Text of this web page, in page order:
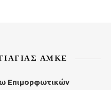
ΑΜΚΕ
Επιμορφωτικών